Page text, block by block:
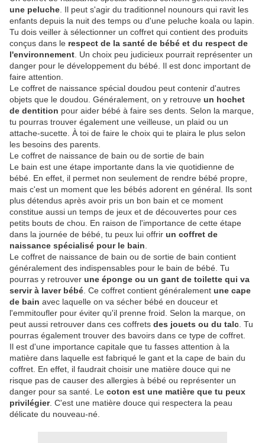
une peluche . Il peut s'agir du traditionnel nounours qui ravit les
enfants depuis la nuit des temps ou d'une peluche koala ou lapin.
Tu dois veiller à sélectionner un coffret qui contient des produits
conçus dans le respect de la santé de bébé et du respect de
l'environnement . Un choix peu judicieux pourrait représenter un
danger pour le développement du bébé. Il est donc important de
faire attention.
Le coffret de naissance spécial doudou peut contenir d'autres
objets que le doudou. Généralement, on y retrouve un hochet
de dentition pour aider bébé à faire ses dents. Selon la marque,
tu pourras trouver également une veilleuse, un plaid ou un
attache-sucette. À toi de faire le choix qui te plaira le plus selon
les besoins des parents.
Le coffret de naissance de bain ou de sortie de bain
Le bain est une étape importante dans la vie quotidienne de
bébé. En effet, il permet non seulement de rendre bébé propre,
mais c'est un moment que les bébés adorent en général. Ils sont
plus détendus après avoir pris un bon bain et ce moment
constitue aussi un temps de jeux et de découvertes pour ces
petits bouts de chou. En raison de l'importance de cette étape
dans la journée de bébé, tu peux lui offrir un coffret de
naissance spécialisé pour le bain
Le coffret de naissance de bain ou de sortie de bain contient
généralement des indispensables pour le bain de bébé. Tu
pourras y retrouver une éponge ou un gant de toilette qui va
servir à laver bébé . Ce coffret contient généralement une cape
de bain avec laquelle on va sécher bébé en douceur et
l'emmitoufler pour éviter qu'il prenne froid. Selon la marque, on
peut aussi retrouver dans ces coffrets des jouets ou du talc . Tu
pourras également trouver des bavoirs dans ce type de coffret.
Il est d'une importance capitale que tu fasses attention à la
matière dans laquelle est fabriqué le gant et la cape de bain du
coffret. En effet, il faudrait choisir une matière douce qui ne
risque pas de causer des allergies à bébé ou représenter un
danger pour sa santé. Le coton est une matière que tu peux
privilégier. C'est une matière douce qui respectera la peau
délicate du nouveau-né.